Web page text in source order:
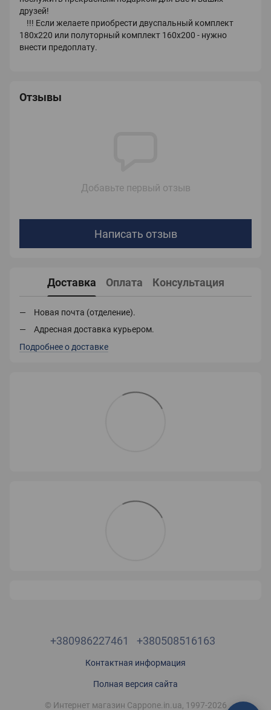
друзей!
!!! Если желаете приобрести двуспальный комплект
180х220 или полуторный комплект 160х200 - нужно
внести предоплату.
Отзывы
Добавьте первый отзыв
Написать отзыв
Доставка Оплата Консультация
Новая почта (отделение).
Адресная доставка курьером.
Подробнее о доставке
+380986227461 +380508516163
Контактная информация
Полная версия сайта
© Интернет магазин Cappone.in.ua, 1997-2026